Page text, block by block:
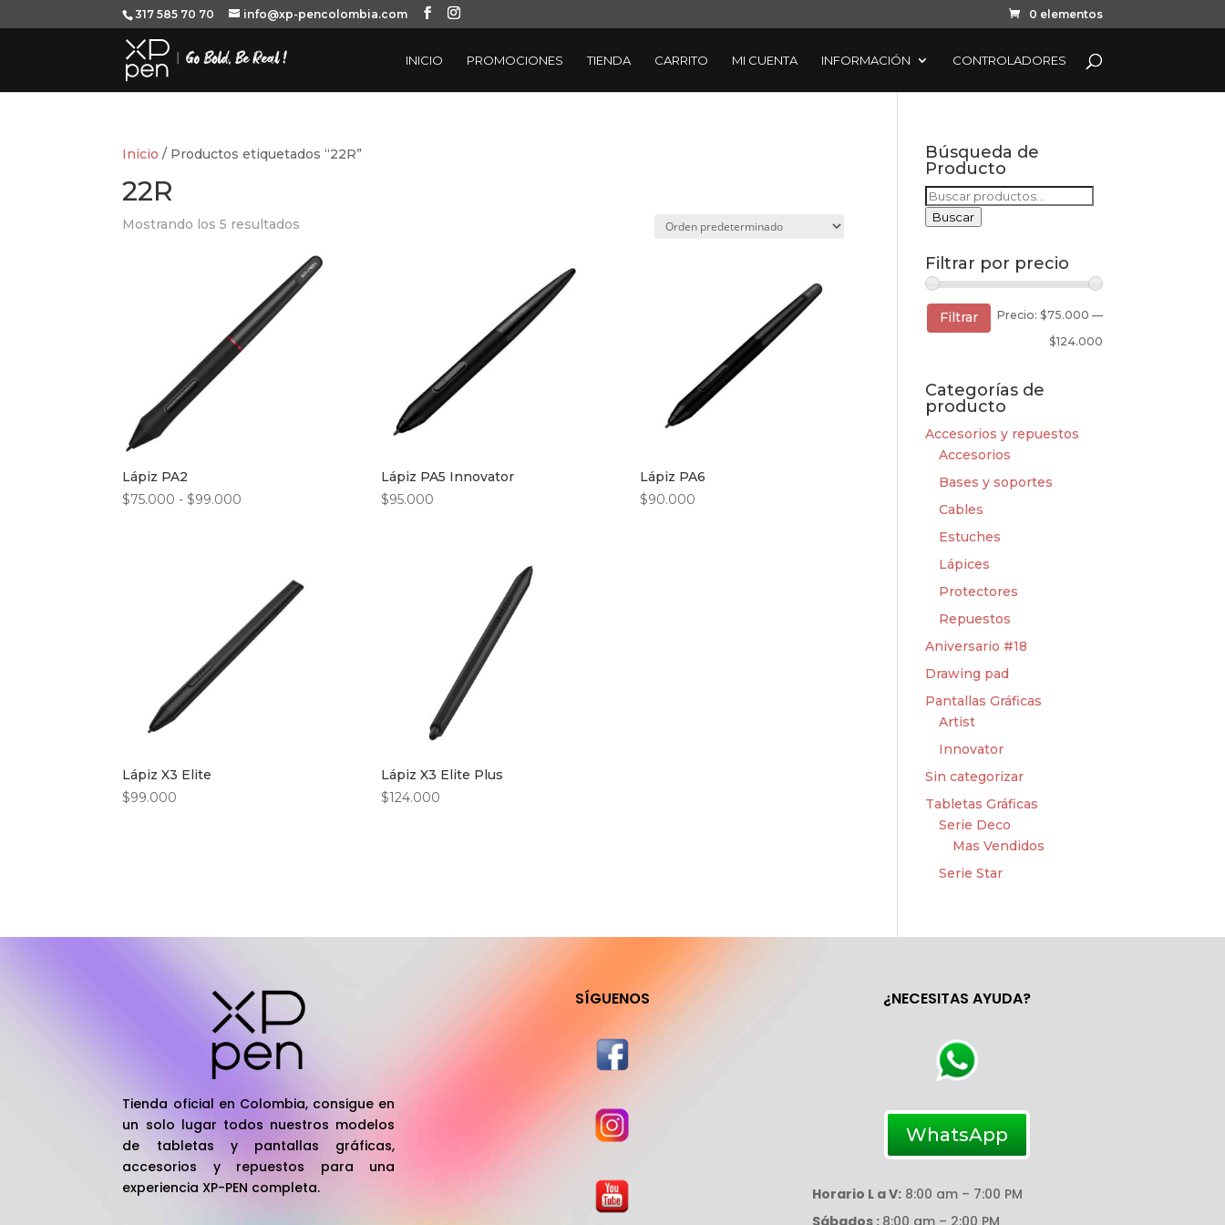
317 585 70 70 info@xp-pencolombia.com 0 elementos
INICIO PROMOCIONES TIENDA CARRITO MI CUENTA INFORMACIÓN CONTROLADORES
Inicio / Productos etiquetados “22R”
22R
Mostrando los 5 resultados
Lápiz PA2
$75.000 - $99.000
$75.000
hasta
$99.000
Lápiz PA5 Innovator
$95.000
Lápiz PA6
$90.000
Lápiz X3 Elite
$99.000
Lápiz X3 Elite Plus
$124.000
Búsqueda de
Producto
Buscar
por:
Buscar
Filtrar por precio
Precio
mínimo
Precio
máximo
Filtrar Precio: $75.000 —
$124.000
Categorías de
producto
Accesorios y repuestos
Accesorios
Bases y soportes
Cables
Estuches
Lápices
Protectores
Repuestos
Aniversario #18
Drawing pad
Pantallas Gráficas
Artist
Innovator
Sin categorizar
Tabletas Gráficas
Serie Deco
Mas Vendidos
Serie Star
Tienda oficial en Colombia, consigue en
un solo lugar todos nuestros modelos
de tabletas y pantallas gráficas,
accesorios y repuestos para una
experiencia XP-PEN completa.
SÍGUENOS ¿NECESITAS AYUDA?
WhatsApp
Horario L a V:8:00 am – 7:00 PM
Sábados : 8:00 am – 2:00 PM